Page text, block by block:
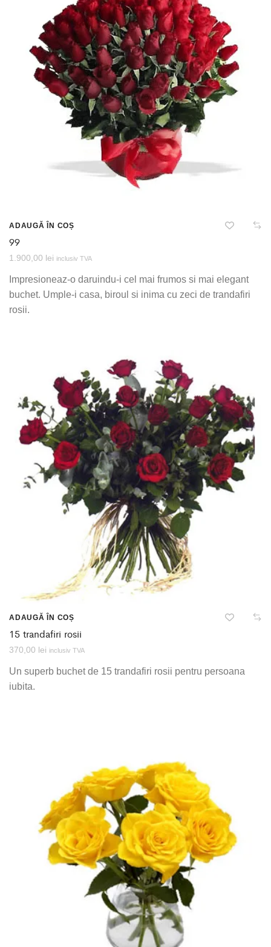
ADAUGĂ ÎN COȘ
99
1.900,00 lei inclusiv TVA
Impresioneaz-o daruindu-i cel mai frumos si mai elegant
buchet. Umple-i casa, biroul si inima cu zeci de trandafiri
rosii.
ADAUGĂ ÎN COȘ
15 trandafiri rosii
370,00 lei inclusiv TVA
Un superb buchet de 15 trandafiri rosii pentru persoana
iubita.